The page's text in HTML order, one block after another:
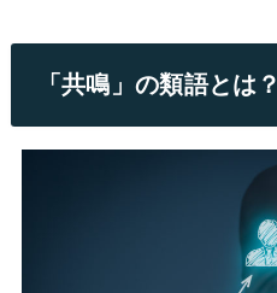
「共鳴」の類語とは？